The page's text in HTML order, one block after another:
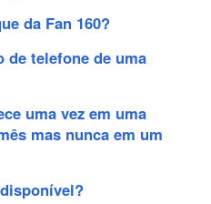
da Fan 160?
de telefone de uma
uma vez em uma
mas nunca em um